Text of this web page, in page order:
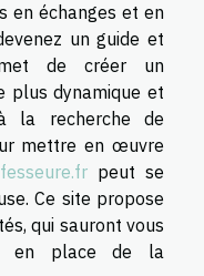
en échanges et en
un guide et
de créer un
plus dynamique et
la recherche de
mettre en œuvre
peut se
Ce site propose
qui sauront vous
en place de la